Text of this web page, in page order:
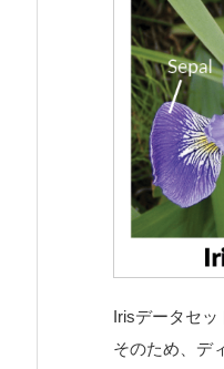
Irisデータセッ
そのため、デ